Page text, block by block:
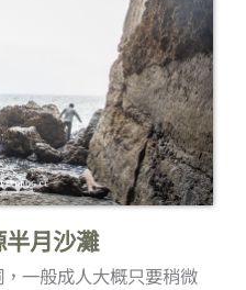
月沙灘
一般成人大概只要稍微